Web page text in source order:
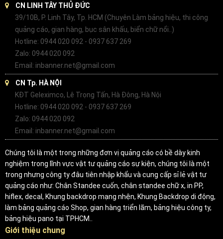
CN LINH TÂY THỦ ĐỨC
39/10B, P. Linh Tây, Tp. HCM (Chuyên Làm bảng hiệu, thi công
quảng cáo, gian hàng, bục sân khấu, biển chữ nổi..)
Hotline: 0944 020 092 - 0937 637 269
Zalo: 0944 020 092
Email: inbanner.net@gmail.com
CN Tp. HÀ NỘI
KĐT Geleximco, Lê Trọng Tấn, Hà Đông, Hà Nội
Hotline: 0944 020 092 - 0937 637 269
Zalo: 0944 020 092
Email: inbanner.net@gmail.com
Chúng tôi là một trong những đơn vị quảng cáo có bề dày kinh
nghiệm trong lĩnh vực vật tư quảng cáo sự kiện, chúng tôi là một
trong nhưng công ty đâu tiên nhập khẩu và cung cấp sỉ lẻ vật tư
quảng cáo như: Chân Standee cuốn, chân standee chữ x, in PP,
hiflex, decal, Khung backdrop mạng nhện, Khung Backdrop di động,
làm bảng quảng cáo Shop, gian hàng triển lãm, bảng hiệu công ty,
bảng hiệu pano tại TPHCM..
Giới thiệu chung